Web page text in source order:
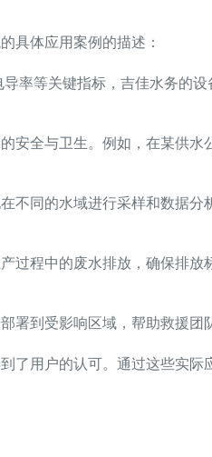
具体应用案例的描述：
率等关键指标，吉佳水务的
全与卫生。例如，在某供
不同的水域进行采样和数据
过程中的废水排放，确保排
到受影响区域，帮助救援团
了用户的认可。通过这些实